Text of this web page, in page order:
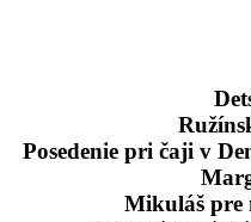
Posedenie pri čaji v
Mikuláš pre